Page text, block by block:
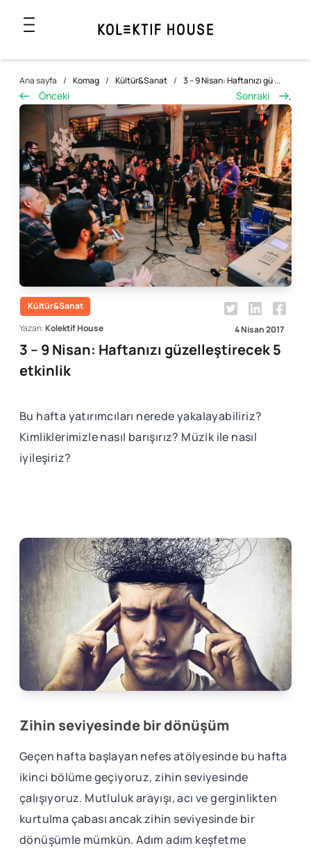
Ana sayfa / Komag / Kültür&Sanat / 3 – 9 Nisan: Haftanızı gü ...
Önceki Sonraki ,
Kültür&Sanat
Yazan:Kolektif House 4 Nisan 2017
3 – 9 Nisan: Haftanızı güzelleştirecek 5
etkinlik
Bu hafta yatırımcıları nerede yakalayabiliriz?
Kimliklerimizle nasıl barışırız? Müzik ile nasıl
iyileşiriz?
Zihin seviyesinde bir dönüşüm
Geçen hafta başlayan nefes atölyesinde bu hafta
ikinci bölüme geçiyoruz, zihin seviyesinde
çalışıyoruz. Mutluluk arayışı, acı ve gerginlikten
kurtulma çabası ancak zihin seviyesinde bir
dönüşümle mümkün. Adım adım keşfetme